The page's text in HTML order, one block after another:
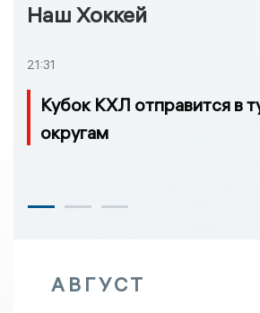
Наш Хоккей
21:31
Кубок КХЛ отправится в
округам
АВГУСТ